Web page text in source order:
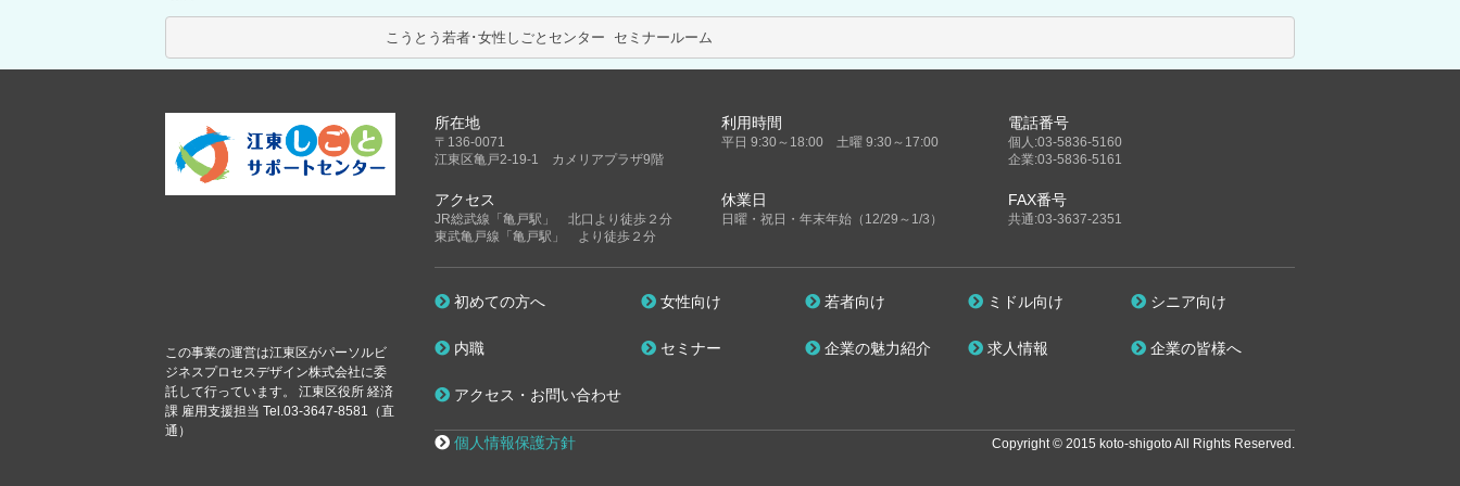
この事業の運営は江東区がパーソルビ
ジネスプロセスデザイン株式会社に委
託して行っています。 江東区役所 経済
課 雇用支援担当 Tel.03-3647-8581（直
通）
所在地
〒136-0071
江東区亀戸2-19-1 カメリアプラザ9階
利用時間
平日 9:30～18:00 土曜 9:30～17:00
電話番号
個人:03-5836-5160
企業:03-5836-5161
アクセス
JR総武線「亀戸駅」 北口より徒歩２分
東武亀戸線「亀戸駅」 より徒歩２分
休業日
日曜・祝日・年末年始（12/29～1/3）
FAX番号
共通:03-3637-2351
初めての方へ 女性向け 若者向け ミドル向け シニア向け
内職 セミナー 企業の魅力紹介 求人情報 企業の皆様へ
アクセス・お問い合わせ
個人情報保護方針 Copyright © 2015 koto-shigoto All Rights Reserved.